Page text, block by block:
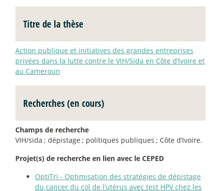
Titre de la thèse
Action publique et initiatives des grandes entreprises
privées dans la lutte contre le VIH/Sida en Côte d’Ivoire et
au Cameroun
Recherches (en cours)
Champs de recherche
VIH/sida ; dépistage ; politiques publiques ; Côte d’Ivoire.
Projet(s) de recherche en lien avec le CEPED
OptiTri - Optimisation des stratégies de dépistage
du cancer du col de l’utérus avec test HPV chez les